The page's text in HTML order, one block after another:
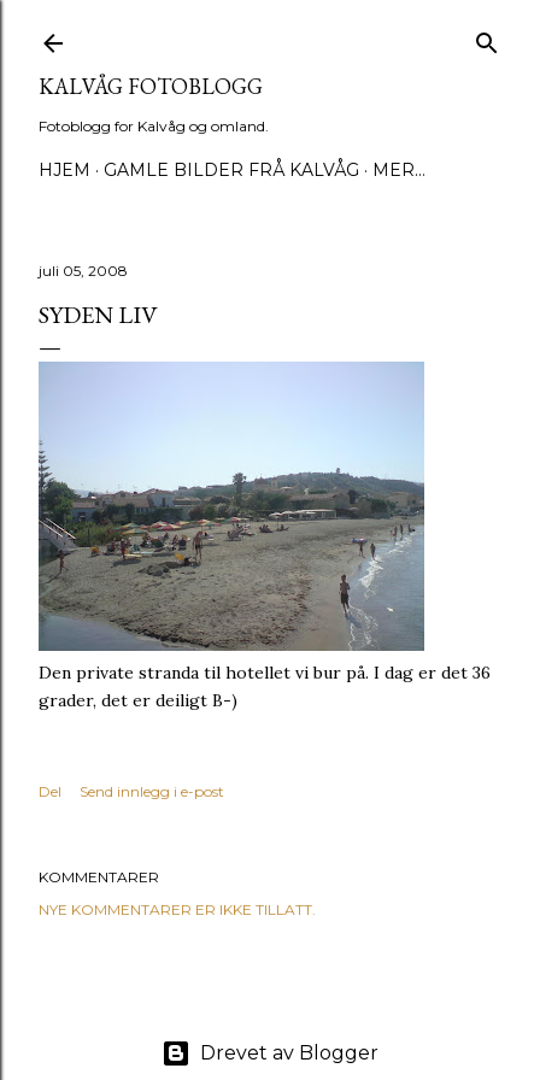
KALVÅG FOTOBLOGG
Fotoblogg for Kalvåg og omland.
HJEM GAMLE BILDER FRÅ KALVÅG MER…
juli 05, 2008
SYDEN LIV
Den private stranda til hotellet vi bur på. I dag er det 36
grader, det er deiligt B-)
Del Send innlegg i e-post
KOMMENTARER
NYE KOMMENTARER ER IKKE TILLATT.
Drevet av Blogger